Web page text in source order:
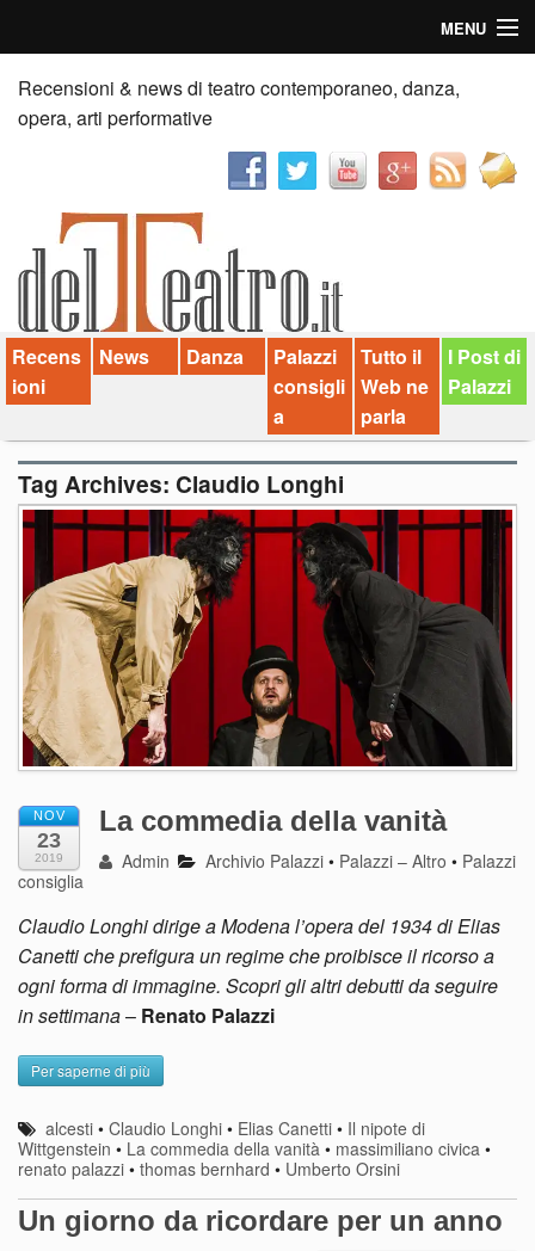
MENU
Home
Recensioni
News
Palazzi consiglia
Video
Chi siamo
Contatti
dT in English
Recensioni & news di teatro contemporaneo, danza,
opera, arti performative
Recens
ioni
News Danza
Palazzi
consigli
a
Tutto il
Web ne
parla
I Post di
Palazzi
Tag Archives: Claudio Longhi
NOV
23
2019
La commedia della vanità
Admin Archivio Palazzi • Palazzi – Altro • Palazzi
consiglia
Claudio Longhi dirige a Modena l’opera del 1934 di Elias
Canetti che prefigura un regime che proibisce il ricorso a
ogni forma di immagine. Scopri gli altri debutti da seguire
in settimana– Renato Palazzi
Per saperne di più
alcesti •Claudio Longhi • Elias Canetti • Il nipote di
Wittgenstein • La commedia della vanità • massimiliano civica •
renato palazzi • thomas bernhard • Umberto Orsini
Un giorno da ricordare per un anno